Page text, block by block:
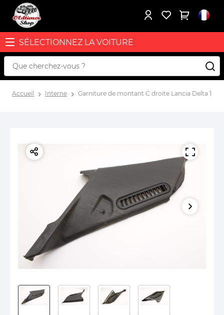
SÉLECTIONNEZ LA VOITURE
Accueil Interne Garniture de montant C droite Lancia Delta 1,